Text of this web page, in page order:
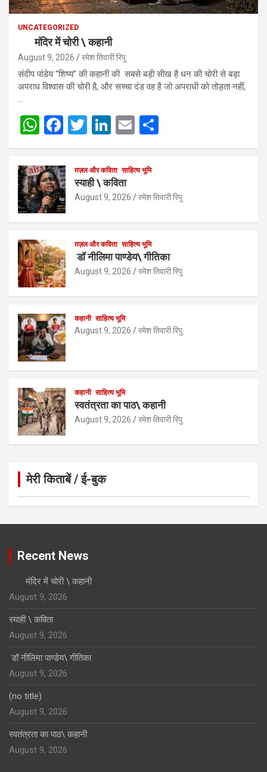
UNCATEGORIZED
मंदिर में चोरी \ कहानी
August 9, 2026 रमेश तिवारी रिपु
संदीप पांडेय “शिष्य” की कहानी की सबसे बड़ी सीख है धन की चोरी से बड़ा
अपराध विश्वास की चोरी है, और सच्चा दंड वह है जो अपराधी को तोड़ता नहीं,
W
h
at
s
A
p
p
F
a
ce
b
o
o
k
T
wi
tt
er
Li
n
ke
dI
n
E
m
ail
h
ग़ज़ल और कविता साहित्य भूमि
स्याही \ कविता
August 9, 2026 रमेश तिवारी रिपु
ग़ज़ल और कविता साहित्य भूमि
डॉ नीलिमा पाण्डेय\ गीतिका
August 9, 2026 रमेश तिवारी रिपु
कहानी साहित्य भूमि
August 9, 2026 रमेश तिवारी रिपु
कहानी साहित्य भूमि
स्वतंत्रता का पाठ\ कहानी
August 9, 2026 रमेश तिवारी रिपु
मेरी किताबें / ई-बुक
Click to Open Page
Recent News
मंदिर में चोरी \ कहानी
August 9, 2026
स्याही \ कविता
August 9, 2026
डॉ नीलिमा पाण्डेय\ गीतिका
August 9, 2026
(no title)
August 9, 2026
स्वतंत्रता का पाठ\ कहानी
August 9, 2026